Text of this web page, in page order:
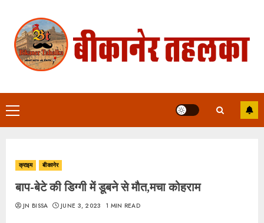
content
Primary
Menu
क्राइम बीकानेर
बाप-बेटे की डिग्गी में डूबने से मौत,मचा कोहराम
JN BISSA JUNE 3, 2023 1 MIN READ